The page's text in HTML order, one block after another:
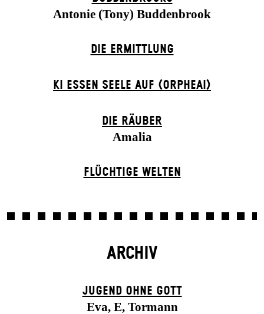
Antonie (Tony) Buddenbrook
DIE ERMITTLUNG
KI ESSEN SEELE AUF (ORPHEAI)
DIE RÄUBER
Amalia
FLÜCHTIGE WELTEN
ARCHIV
JUGEND OHNE GOTT
Eva, E, Tormann